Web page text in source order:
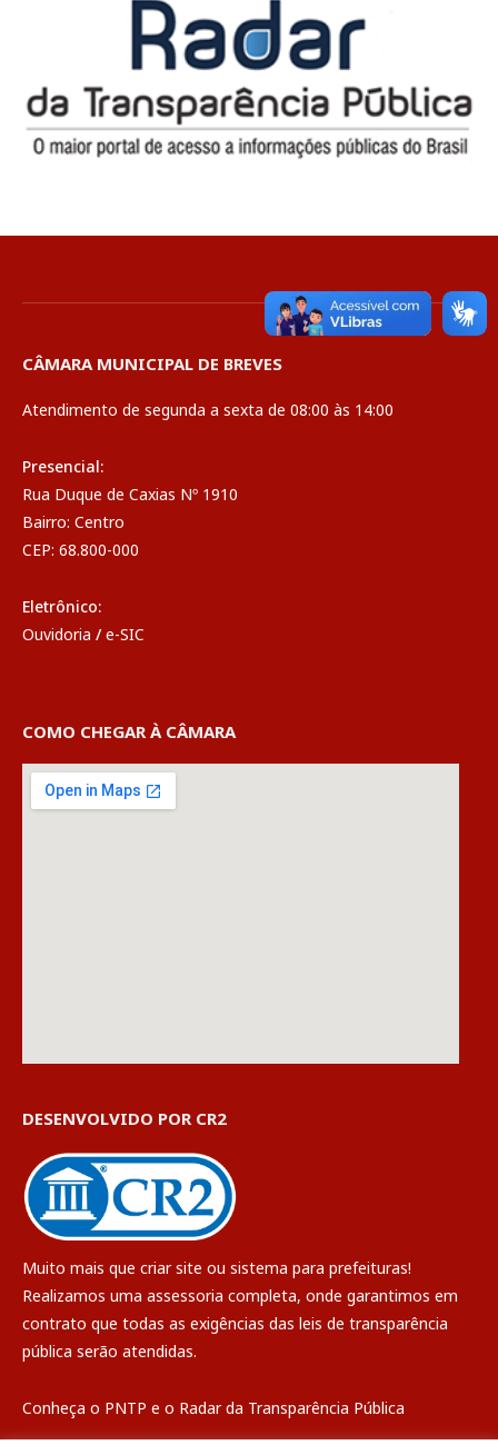
CÂMARA MUNICIPAL DE BREVES
Atendimento de segunda a sexta de 08:00 às 14:00
Presencial:
Rua Duque de Caxias Nº 1910
Bairro: Centro
CEP: 68.800-000
Eletrônico:
Ouvidoria / e-SIC
COMO CHEGAR À CÂMARA
DESENVOLVIDO POR CR2
Muito mais que criar site ou sistema para prefeituras!
Realizamos uma assessoria completa, onde garantimos em
contrato que todas as exigências das leis de transparência
pública serão atendidas.
Conheça o PNTP e o Radar da Transparência Pública